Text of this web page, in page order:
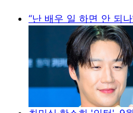
“난 배우 일 하면 안 되